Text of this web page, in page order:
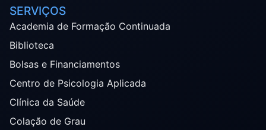
SERVIÇOS
Academia de Formação Continuada
Biblioteca
Bolsas e Financiamentos
Centro de Psicologia Aplicada
Clínica da Saúde
Colação de Grau